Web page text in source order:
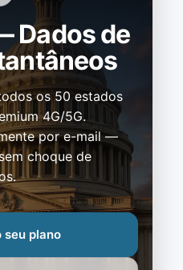
Dados de
os 50 estados
4G/5G.
por e-mail —
choque de
seu plano